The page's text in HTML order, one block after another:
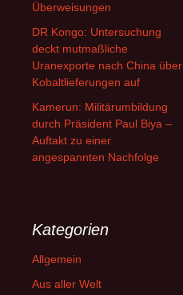
Überweisungen
DR Kongo: Untersuchung
deckt mutmaßliche
Uranexporte nach China über
Kobaltlieferungen auf
Kamerun: Militärumbildung
durch Präsident Paul Biya –
Auftakt zu einer
angespannten Nachfolge
Kategorien
Allgemein
Aus aller Welt